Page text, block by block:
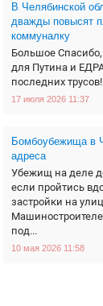
В Челябинской
дважды повысят
коммуналку
Большое Спасибо,
для Путина и
последних
17 июля 2026 11:37
Бомбоубежища в
адреса
Убежищ на деле
если пройтись
застройки на
под...
10 мая 2026 11:58